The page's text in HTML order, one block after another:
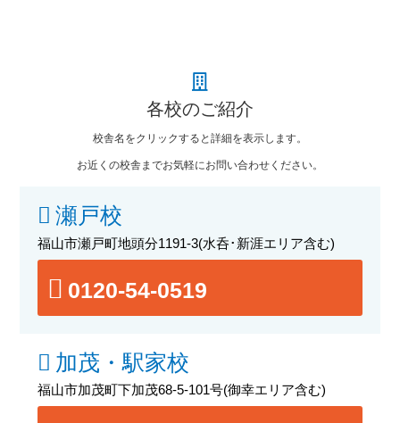
各校のご紹介
校舎名をクリックすると詳細を表示します。
お近くの校舎までお気軽にお問い合わせください。
瀬戸校
福山市瀬戸町地頭分1191-3(水呑･新涯エリア含む)
0120-54-0519
加茂・駅家校
福山市加茂町下加茂68-5-101号(御幸エリア含む)